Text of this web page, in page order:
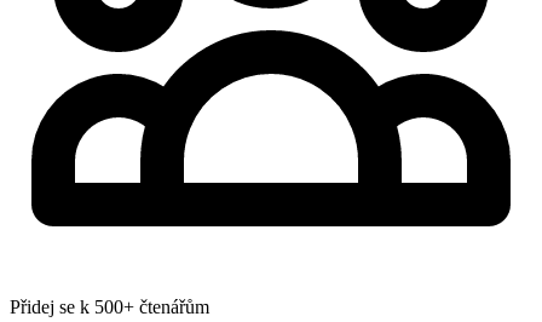
Přidej se k 500+ čtenářům